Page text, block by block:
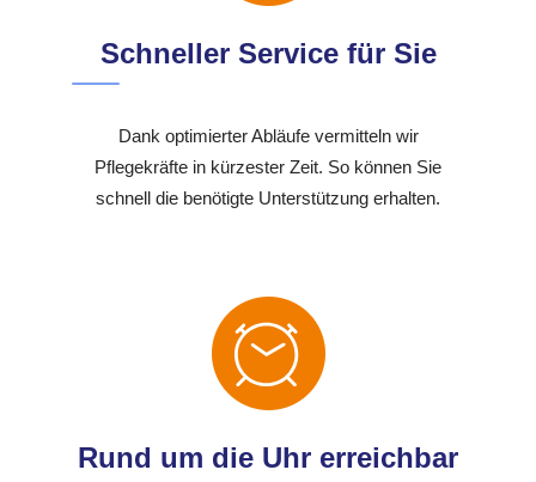
Schneller Service für Sie
Dank optimierter Abläufe vermitteln wir
Pflegekräfte in kürzester Zeit. So können Sie
schnell die benötigte Unterstützung erhalten.
Rund um die Uhr erreichbar